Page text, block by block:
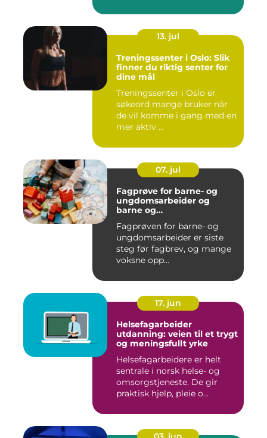
13. jul
Treningssenter i Oslo: Slik
finner du riktig senter for
dine mål
Treningssenter i Oslo er
søkeord mange bruker når
de vil komme i gang med en
mer aktiv ...
07. jul
Fagprøve for barne- og
ungdomsarbeider og
barne og
og VG2
Fagprøven for barne- og
ungdomsarbeider er siste
steg før fagbrev, og mange
voksne opp...
17. jun
Helsefagarbeider
utdanning: veien til et trygt
og meningsfullt yrke
Helsefagarbeidere er helt
sentrale i norsk helse- og
omsorgstjeneste. De gir
praktisk hjelp, pleie o...